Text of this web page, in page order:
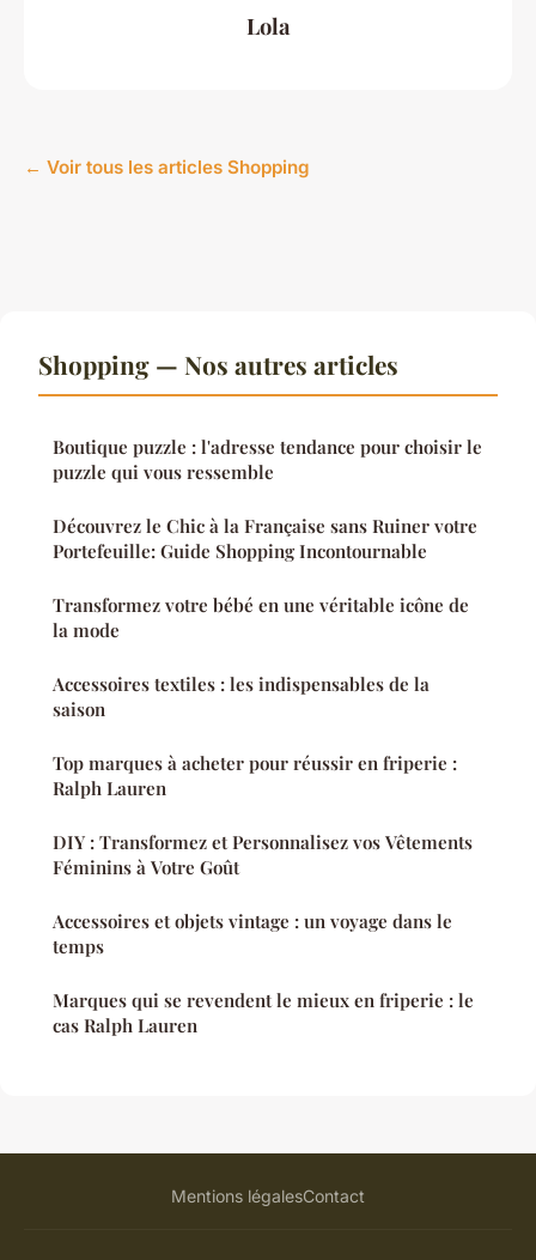
Lola
← Voir tous les articles Shopping
Shopping — Nos autres articles
Boutique puzzle : l'adresse tendance pour choisir le
puzzle qui vous ressemble
Découvrez le Chic à la Française sans Ruiner votre
Portefeuille: Guide Shopping Incontournable
Transformez votre bébé en une véritable icône de
la mode
Accessoires textiles : les indispensables de la
saison
Top marques à acheter pour réussir en friperie :
Ralph Lauren
DIY : Transformez et Personnalisez vos Vêtements
Féminins à Votre Goût
Accessoires et objets vintage : un voyage dans le
temps
Marques qui se revendent le mieux en friperie : le
cas Ralph Lauren
Mentions légalesContact